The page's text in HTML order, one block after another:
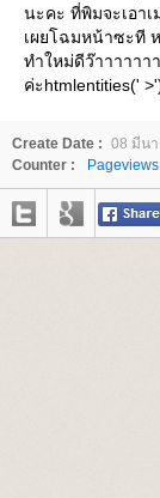
นะคะ ที่พิมจะเอา
เผยโฉมหน้าซะที
ทำใหม่ดีว๊าาาาาา
ค่ะhtmlentities('
Create Date : 08 มีน
Counter :